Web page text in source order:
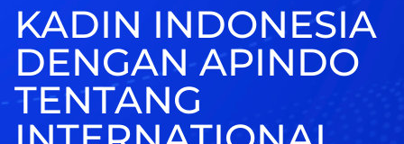
KADIN INDONESIA
DENGAN APINDO
TENTANG